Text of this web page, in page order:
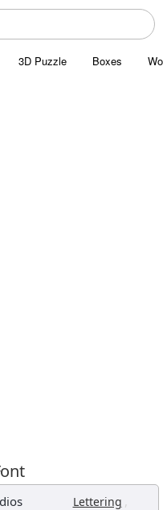
3D Puzzle Boxes
Lettering ,